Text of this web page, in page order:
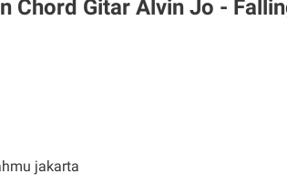
Chord Gitar Alvin Jo -
jakarta